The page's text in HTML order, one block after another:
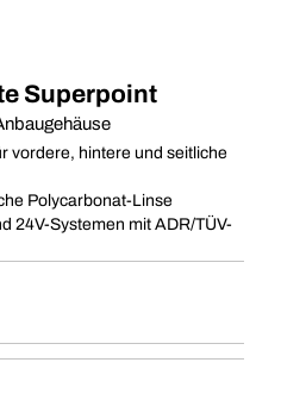
Superpoint
vordere, hintere und seitliche
Polycarbonat-Linse
24V-Systemen mit ADR/TÜV-